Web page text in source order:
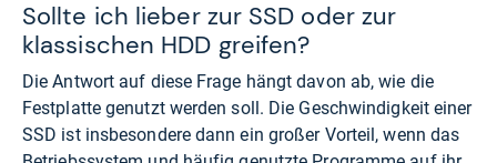
Sollte ich lieber zur SSD oder zur
klassischen HDD greifen?
Die Antwort auf diese Frage hängt davon ab, wie die
Festplatte genutzt werden soll. Die Geschwindigkeit einer
SSD ist insbesondere dann ein großer Vorteil, wenn das